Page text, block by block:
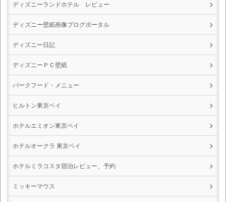
ディズニーランドホテル レビュー
ディズニー壁紙画像ブログポータル
ディズニー日記
ディズニーＰＣ壁紙
パークフード・メニュー
ヒルトン東京ベイ
ホテルエミオン東京ベイ
ホテルオークラ 東京ベイ
ホテルミラコスタ宿泊レビュー、予約
ミッキーマウス